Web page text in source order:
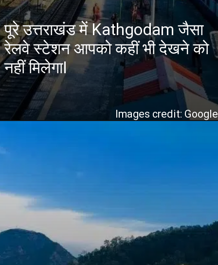
पूरे उत्तराखंड में Kathgodam जैसा
रेलवे स्टेशन आपको कहीं भी देखने को
नहीं मिलेगाI
Images credit: Google